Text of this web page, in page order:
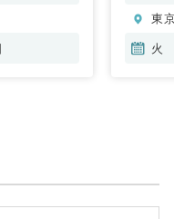
病科
内
東
火